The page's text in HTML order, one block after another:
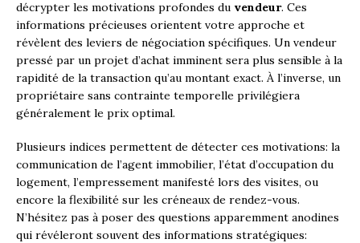
décrypter les motivations profondes du vendeur. Ces
informations précieuses orientent votre approche et
révèlent des leviers de négociation spécifiques. Un vendeur
pressé par un projet d’achat imminent sera plus sensible à la
rapidité de la transaction qu’au montant exact. À l’inverse, un
propriétaire sans contrainte temporelle privilégiera
généralement le prix optimal.
Plusieurs indices permettent de détecter ces motivations: la
communication de l’agent immobilier, l’état d’occupation du
logement, l’empressement manifesté lors des visites, ou
encore la flexibilité sur les créneaux de rendez-vous.
N’hésitez pas à poser des questions apparemment anodines
qui révéleront souvent des informations stratégiques: